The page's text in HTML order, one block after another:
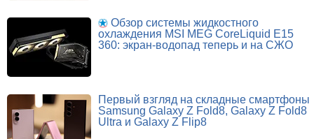
Обзор системы жидкостного
охлаждения MSI MEG CoreLiquid E15
360: экран-водопад теперь и на СЖО
Первый взгляд на складные смартфоны
Samsung Galaxy Z Fold8, Galaxy Z Fold8
Ultra и Galaxy Z Flip8